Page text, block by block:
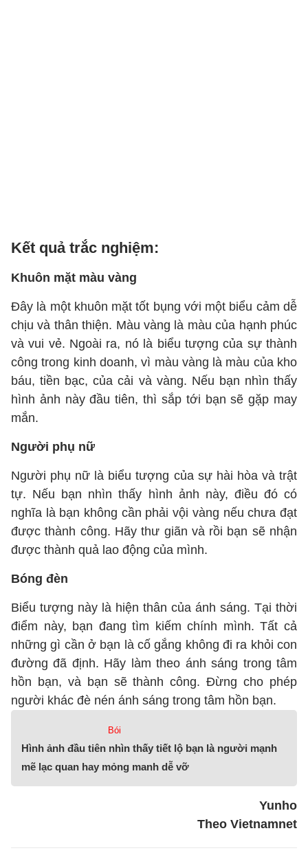
Kết quả trắc nghiệm:
Khuôn mặt màu vàng
Đây là một khuôn mặt tốt bụng với một biểu cảm dễ
chịu và thân thiện. Màu vàng là màu của hạnh phúc
và vui vẻ. Ngoài ra, nó là biểu tượng của sự thành
công trong kinh doanh, vì màu vàng là màu của kho
báu, tiền bạc, của cải và vàng. Nếu bạn nhìn thấy
hình ảnh này đầu tiên, thì sắp tới bạn sẽ gặp may
mắn.
Người phụ nữ
Người phụ nữ là biểu tượng của sự hài hòa và trật
tự. Nếu bạn nhìn thấy hình ảnh này, điều đó có
nghĩa là bạn không cần phải vội vàng nếu chưa đạt
được thành công. Hãy thư giãn và rồi bạn sẽ nhận
được thành quả lao động của mình.
Bóng đèn
Biểu tượng này là hiện thân của ánh sáng. Tại thời
điểm này, bạn đang tìm kiếm chính mình. Tất cả
những gì cần ở bạn là cố gắng không đi ra khỏi con
đường đã định. Hãy làm theo ánh sáng trong tâm
hồn bạn, và bạn sẽ thành công. Đừng cho phép
người khác đè nén ánh sáng trong tâm hồn bạn.
Bói
Hình ảnh đầu tiên nhìn thấy tiết lộ bạn là người mạnh
mẽ lạc quan hay mỏng manh dễ vỡ
Yunho
Theo Vietnamnet